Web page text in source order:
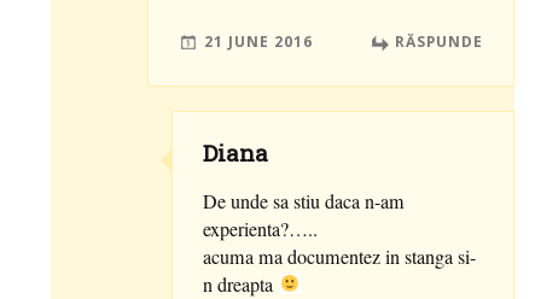
21 JUNE 2016 RĂSPUNDE
Diana
De unde sa stiu daca n-am
experienta?…..
acuma ma documentez in stanga si-
n dreapta